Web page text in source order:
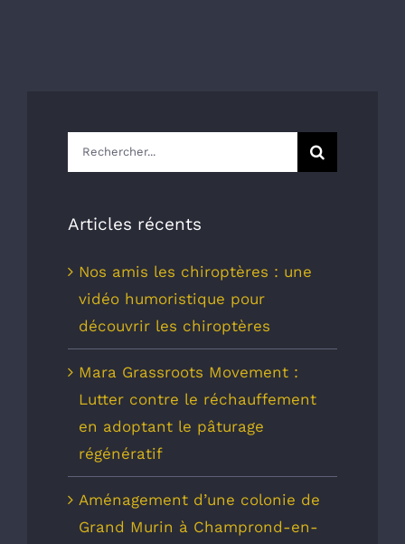
Rechercher:
Articles récents
Nos amis les chiroptères : une
vidéo humoristique pour
découvrir les chiroptères
Mara Grassroots Movement :
Lutter contre le réchauffement
en adoptant le pâturage
régénératif
Aménagement d’une colonie de
Grand Murin à Champrond-en-